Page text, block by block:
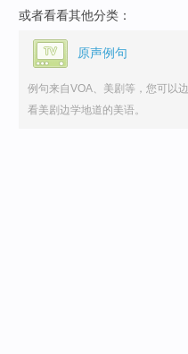
或者看看其他分类：
原声例句
例句来自VOA、美剧等，您可以边
看美剧边学地道的美语。